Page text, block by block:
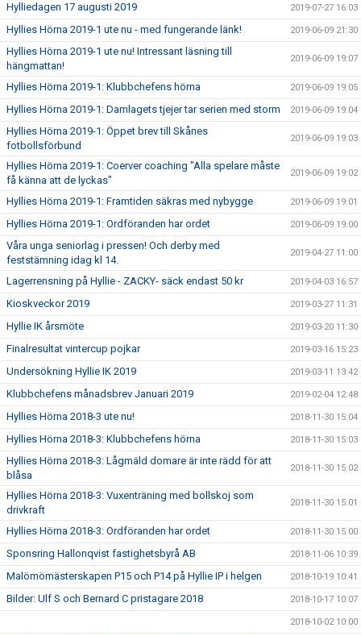
Hylliedagen 17 augusti 2019 2019-07-27 16:03
Hyllies Hörna 2019-1 ute nu - med fungerande länk! 2019-06-09 21:30
Hyllies Hörna 2019-1 ute nu! Intressant läsning till
hängmattan!
2019-06-09 19:07
Hyllies Hörna 2019-1: Klubbchefens hörna 2019-06-09 19:05
Hyllies Hörna 2019-1: Damlagets tjejer tar serien med storm 2019-06-09 19:04
Hyllies Hörna 2019-1: Öppet brev till Skånes
fotbollsförbund
2019-06-09 19:03
Hyllies Hörna 2019-1: Coerver coaching "Alla spelare måste
få känna att de lyckas"
2019-06-09 19:02
Hyllies Hörna 2019-1: Framtiden säkras med nybygge 2019-06-09 19:01
Hyllies Hörna 2019-1: Ordföranden har ordet 2019-06-09 19:00
Våra unga seniorlag i pressen! Och derby med
feststämning idag kl 14.
2019-04-27 11:00
Lagerrensning på Hyllie - ZACKY- säck endast 50 kr 2019-04-03 16:57
Kioskveckor 2019 2019-03-27 11:31
Hyllie IK årsmöte 2019-03-20 11:30
Finalresultat vintercup pojkar 2019-03-16 15:23
Undersökning Hyllie IK 2019 2019-03-11 13:42
Klubbchefens månadsbrev Januari 2019 2019-02-04 12:48
Hyllies Hörna 2018-3 ute nu! 2018-11-30 15:04
Hyllies Hörna 2018-3: Klubbchefens hörna 2018-11-30 15:03
Hyllies Hörna 2018-3: Lågmäld domare är inte rädd för att
blåsa
2018-11-30 15:02
Hyllies Hörna 2018-3: Vuxenträning med bollskoj som
drivkraft
2018-11-30 15:01
Hyllies Hörna 2018-3: Ordföranden har ordet 2018-11-30 15:00
Sponsring Hallonqvist fastighetsbyrå AB 2018-11-06 10:39
Malömömästerskapen P15 och P14 på Hyllie IP i helgen 2018-10-19 10:41
Bilder: Ulf S och Bernard C pristagare 2018 2018-10-17 10:07
2018-10-02 10:00